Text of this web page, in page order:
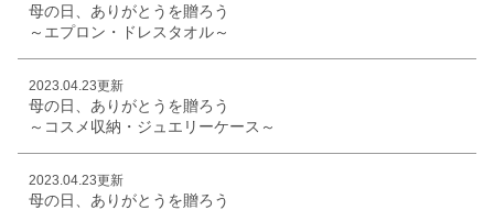
母の日、ありがとうを贈ろう
～エプロン・ドレスタオル～
2023.04.23更新
母の日、ありがとうを贈ろう
～コスメ収納・ジュエリーケース～
2023.04.23更新
母の日、ありがとうを贈ろう